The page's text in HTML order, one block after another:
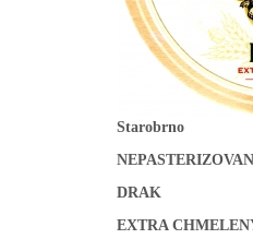
Starobrno
DRAK
EXTRA